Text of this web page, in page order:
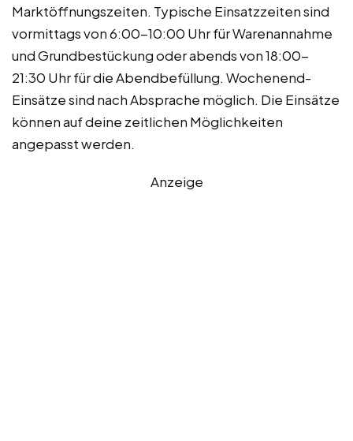
Marktöffnungszeiten. Typische Einsatzzeiten sind
vormittags von 6:00-10:00 Uhr für Warenannahme
und Grundbestückung oder abends von 18:00-
21:30 Uhr für die Abendbefüllung. Wochenend-
Einsätze sind nach Absprache möglich. Die Einsätze
können auf deine zeitlichen Möglichkeiten
angepasst werden.
Anzeige